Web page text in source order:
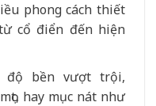
phong cách thiết
cổ điển đến hiện
độ bền vượt trội,
hay mục nát như